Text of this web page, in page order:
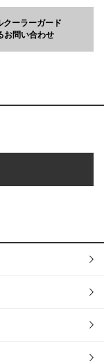
ーラーガード
お問い合わせ